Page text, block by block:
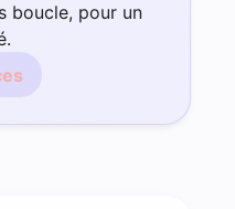
boucle, pour un